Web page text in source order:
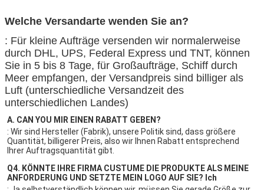
Welche Versandarte wenden Sie an?
: Für kleine Aufträge versenden wir normalerweise
durch DHL, UPS, Federal Express und TNT, können
Sie in 5 bis 8 Tage, für Großaufträge, Schiff durch
Meer empfangen, der Versandpreis sind billiger als
Luft (unterschiedliche Versandzeit des
unterschiedlichen Landes)
A. CAN YOU MIR EINEN RABATT GEBEN?
: Wir sind Hersteller (Fabrik), unsere Politik sind, dass größere
Quantität, billigerer Preis, also wir Ihnen Rabatt entsprechend
Ihrer Auftragsquantität gibt.
Q4. KÖNNTE IHRE FIRMA CUSTUME DIE PRODUKTE ALS MEINE
ANFORDERUNG UND SETZTE MEIN LOGO AUF SIE? Ich